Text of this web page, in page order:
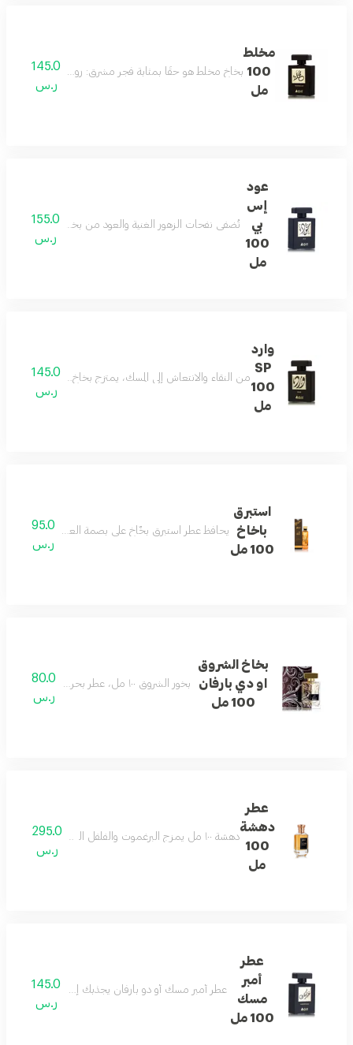
مخلط
100
مل
بخاخ مخلط هو حقًا بمثابة فجر مشرق: روائح خشبية
145.0
ر.س
عود
إس
بي
100
مل
تُضفي نفحات الزهور الغنية والعود من بخاخ العود لمسة
155.0
ر.س
وارد
SP
100
مل
من النقاء والانتعاش إلى المسك، يمتزج بخاخ ورد مع طيف
145.0
ر.س
استبرق
باخاخ
100 مل
يحافظ عطر استبرق بخّاخ على بصمة العطر النقية
95.0
ر.س
بخاخ الشروق
او دي بارفان
100 مل
بخور الشروق ١٠٠ مل، عطر بحري منعش، مثالي للمزج مع بخور الشروق.
80.0
ر.س
عطر
دهشة
100
مل
دهشة ١٠٠ مل يمزج البرغموت والفلفل الوردي والتفاح مع الكراميل والعنبر والجلد ونجيل الهند والتوت لرائحة دافئة وأنيقة تدوم طويلاً
295.0
ر.س
عطر
أمبر
مسك
100 مل
عطر أمبر مسك أو دو بارفان يجذبك إلى عالم من الأناقة
145.0
ر.س